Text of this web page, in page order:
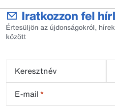
Iratkozzon fel
Értesüljön az újdonságokról,
között
Keresztnév
E-mail *